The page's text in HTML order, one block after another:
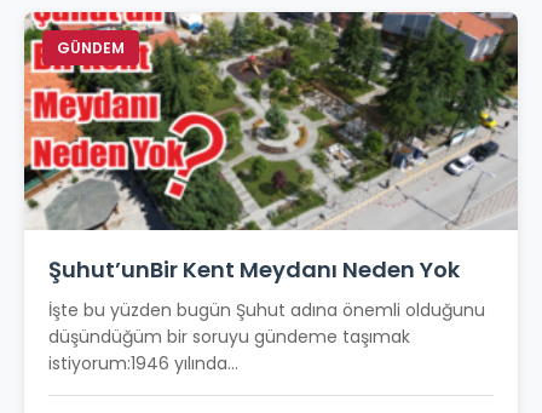
GÜNDEM
Şuhut’unBir Kent Meydanı Neden Yok
İşte bu yüzden bugün Şuhut adına önemli olduğunu
düşündüğüm bir soruyu gündeme taşımak
istiyorum:1946 yılında...